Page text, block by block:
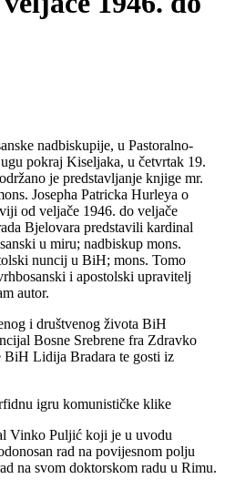
nadbiskupije, u Pastoralno-
pokraj Kiseljaka, u četvrtak 19.
je predstavljanje knjige mr.
Josepha Patricka Hurleya o
od veljače 1946. do veljače
Bjelovara predstavili kardinal
u miru; nadbiskup mons.
nuncij u BiH; mons. Tomo
i apostolski upravitelj
autor.
i društvenog života BiH
Bosne Srebrene fra Zdravko
BiH Lidija Bradara te gosti iz
igru komunističke klike
Vinko Puljić koji je u uvodu
rad na povijesnom polju
na svom doktorskom radu u Rimu.